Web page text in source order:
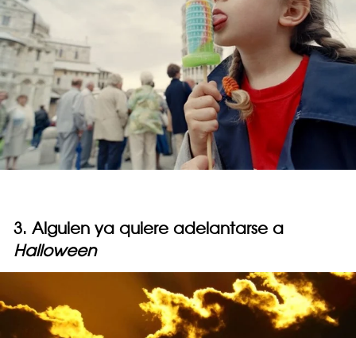
3. Alguien ya quiere adelantarse a
Halloween